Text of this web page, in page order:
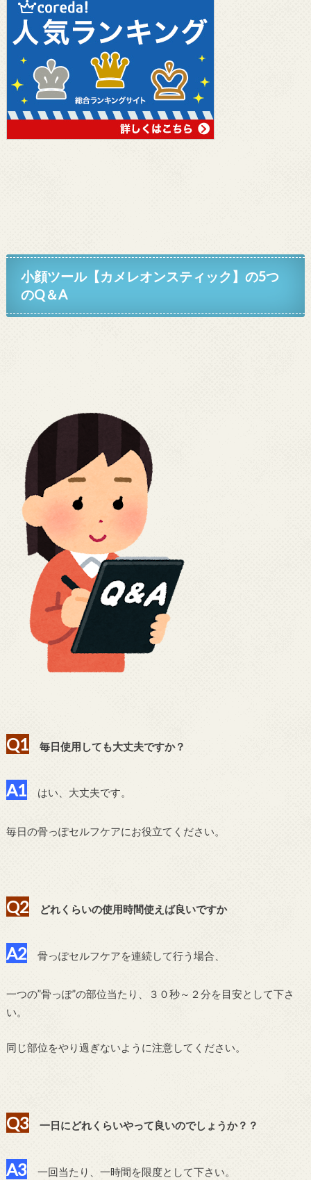
小顔ツール【カメレオンスティック】の5つ
のQ＆A
Q1 毎日使用しても大丈夫ですか？
A1 はい、大丈夫です。
毎日の骨っぽセルフケアにお役立てください。
Q2 どれくらいの使用時間使えば良いですか
A2骨っぽセルフケアを連続して行う場合、
一つの”骨っぽ”の部位当たり、３０秒～２分を目安として下さ
い。
同じ部位をやり過ぎないように注意してください。
Q3 一日にどれくらいやって良いのでしょうか？？
A3一回当たり、一時間を限度として下さい。